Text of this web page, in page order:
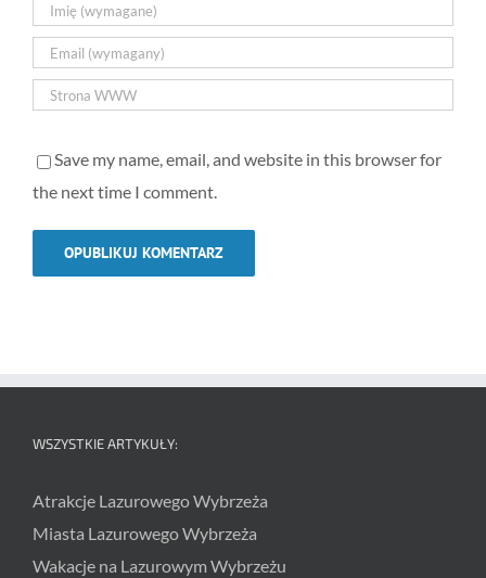
Save my name, email, and website in this browser for
the next time I comment.
WSZYSTKIE ARTYKUŁY:
Atrakcje Lazurowego Wybrzeża
Miasta Lazurowego Wybrzeża
Wakacje na Lazurowym Wybrzeżu